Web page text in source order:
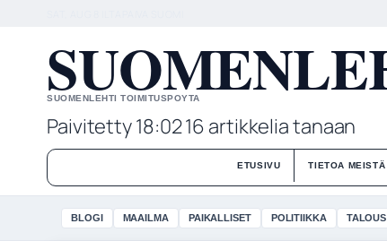
SUOMENLEHTI TOIMITUSPOYTA
Paivitetty 18:0216 artikkelia tanaan
ETUSIVU TIETOA MEISTÄ
BLOGI MAAILMA PAIKALLISET POLITIIKKA TALOUS